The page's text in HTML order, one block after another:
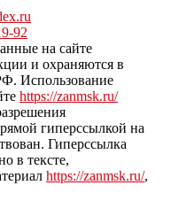
92
на сайте
и охраняются в
Использование
https://zanmsk.ru/
гиперссылкой на
Гиперссылка
в тексте,
https://zanmsk.ru/,